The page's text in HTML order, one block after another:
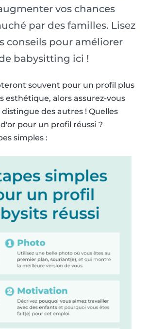
vos chances
par des familles. Lisez
conseils pour améliorer
babysitting ici !
souvent pour un profil plus
esthétique, alors assurez-vous
des autres ! Quelles
pour un profil réussi ?
simples :